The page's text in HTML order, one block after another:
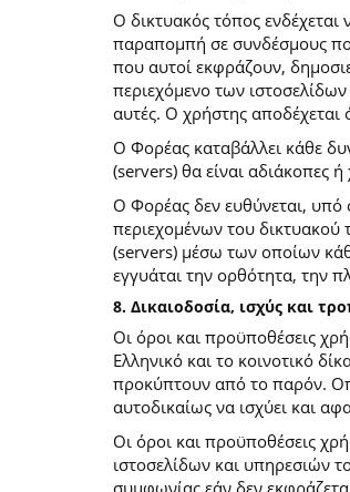
O δικτυακός τόπος
παραπομπή σε συνδέσμους
που αυτοί εκφράζουν,
περιεχόμενο των
αυτές. Ο χρήστης αποδέχεται
Ο Φορέας καταβάλλει κάθε
(servers) θα είναι αδιάκοπες
Ο Φορέας δεν ευθύνεται, υπό
περιεχομένων του δικτυακού
(servers) μέσω των οποίων
εγγυάται την ορθότητα, την
8. Δικαιοδοσία, ισχύς και
Οι όροι και προϋποθέσεις
Ελληνικό και το κοινοτικό
προκύπτουν από το παρόν.
αυτοδικαίως να ισχύει και
Οι όροι και προϋποθέσεις
ιστοσελίδων και υπηρεσιών